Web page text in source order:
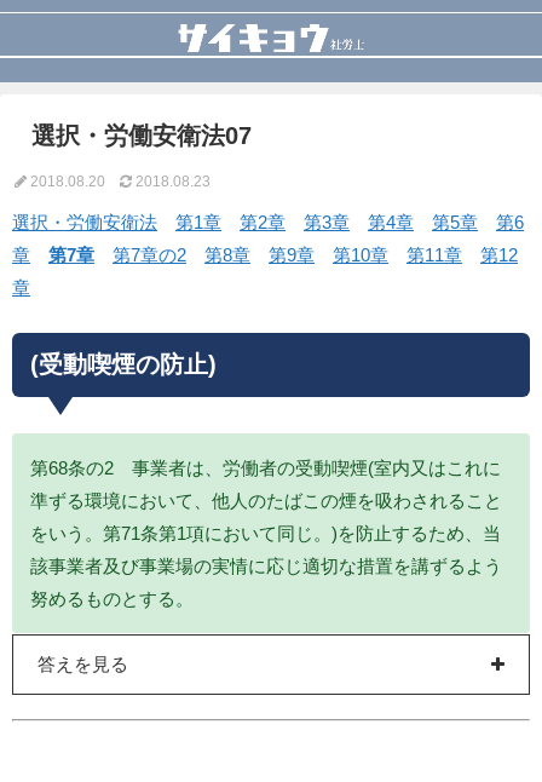
選択・労働安衛法07
2018.08.20 2018.08.23
選択・労働安衛法 第1章 第2章 第3章 第4章 第5章
第6
章
第7章 第7章の2 第8章 第9章 第10章 第11章
第12
章
(受動喫煙の防止)
第68条の2 事業者は、労働者の受動喫煙(室内又はこれに
準ずる環境において、他人のたばこの煙を吸わされること
をいう。第71条第1項において同じ。)を防止するため、当
該事業者及び事業場の実情に応じ適切な措置を講ずるよう
努めるものとする。
答えを見る